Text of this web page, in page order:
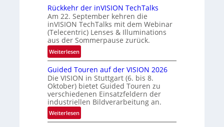
r
t
t
e
c
h
n
i
k
t
z
w
i
s
c
h
e
n
4
K
n
b
e
g
r
e
z
t
e
M
ö
g
Rückkehr der inVISION TechTalks
Am 22. September kehren die
inVISION TechTalks mit dem Webinar
(Telecentric) Lenses & Illuminations
aus der Sommerpause zurück.
Weiterlesen:
R
ü
c
k
k
e
h
Guided Touren auf der VISION 2026
Die VISION in Stuttgart (6. bis 8.
Oktober) bietet Guided Touren zu
verschiedenen Einsatzfeldern der
industriellen Bildverarbeitung an.
Weiterlesen:
G